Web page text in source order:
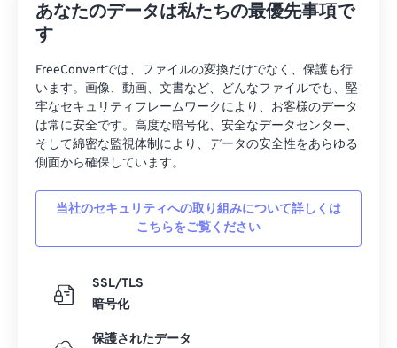
あなたのデータは私たちの最優先事項で
す
FreeConvertでは、ファイルの変換だけでなく、保護も行
います。画像、動画、文書など、どんなファイルでも、堅
牢なセキュリティフレームワークにより、お客様のデータ
は常に安全です。高度な暗号化、安全なデータセンター、
そして綿密な監視体制により、データの安全性をあらゆる
側面から確保しています。
当社のセキュリティへの取り組みについて詳しくは
こちらをご覧ください
SSL/TLS
暗号化
保護されたデータ